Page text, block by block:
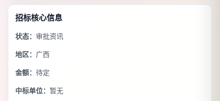
招标核心信息
状态： 审批资讯
地区： 广西
金额： 待定
中标单位： 暂无